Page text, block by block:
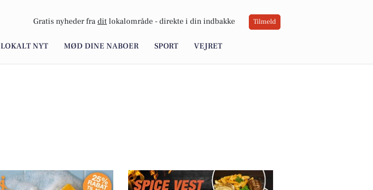
Gratis nyheder fra dit lokalområde - direkte i din indbakke Tilmeld
LOKALT NYT MØD DINE NABOER SPORT VEJRET